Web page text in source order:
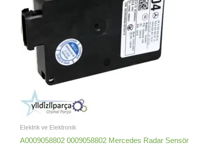
Elektrik ve Elektronik
A0009058802 0009058802 Mercedes Radar Sensör